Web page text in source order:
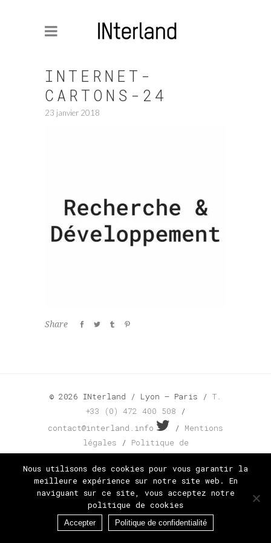
INTERNET-
CARTONS-24
23 janvier 2018
Share
© 2026 INterland / Lyon – Paris / T.
+33 (0) 472 400 508 /
contact@interland.info
/ Mentions
légales / Politique de
confidentialité
Nous utilisons des cookies pour vous garantir la
meilleure expérience sur notre site web. En
naviguant sur ce site, vous acceptez notre
politique de cookies
Accepter Politique de confidentialité